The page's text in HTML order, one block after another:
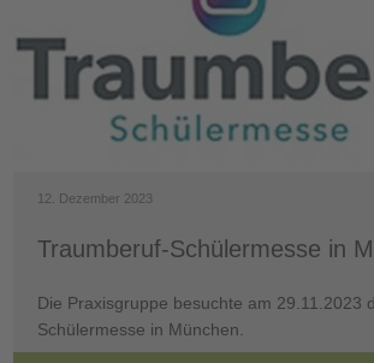
12. Dezember 2023
Traumberuf-Schülermesse in
Die Praxisgruppe besuchte am 29.11.2023
Schülermesse in München.